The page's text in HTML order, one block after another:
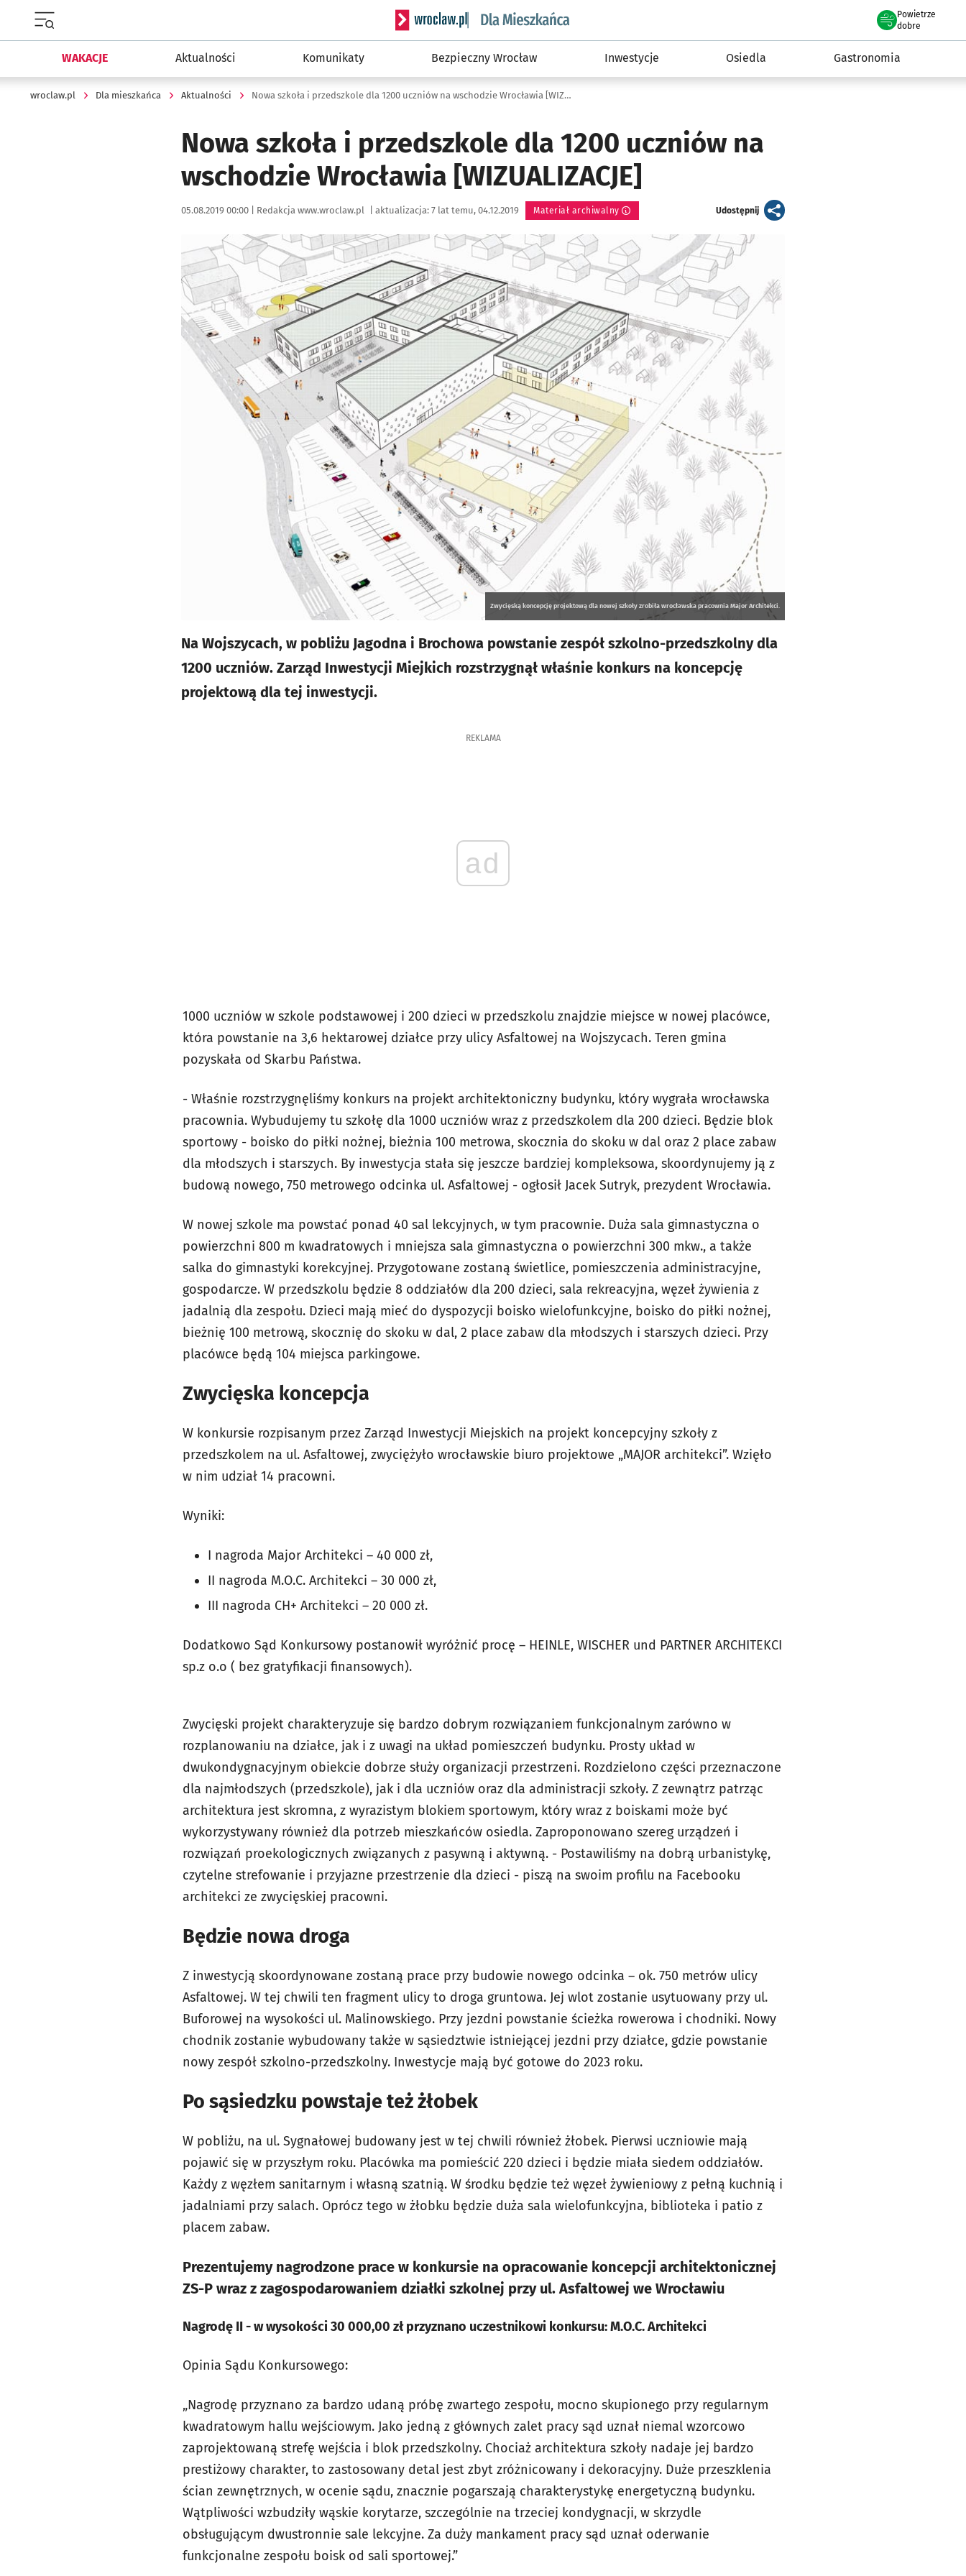
Serwis informacyjny wroclaw.pl podserwis: Dla mieszkańca
Powietrze
we Wrocławiu
dobre
WAKACJE Aktualności Komunikaty Bezpieczny Wrocław Inwestycje Osiedla Gastronomia
wroclaw.pl Dla mieszkańca Aktualności Nowa szkoła i przedszkole dla 1200 uczniów na wschodzie Wrocławia [WIZUALIZACJE]
Nowa szkoła i przedszkole dla 1200 uczniów na
wschodzie Wrocławia [WIZUALIZACJE]
Data publikacji:
05.08.2019 00:00 | Autor:
Redakcja www.wroclaw.pl aktualizacja: 7 lat temu, 04.12.2019 Materiał archiwalny Udostępnijartykuł
Kliknij, aby powiększyć
Zwycięską koncepcję projektową dla nowej szkoły zrobiła wrocławska pracownia Major Architekci.
Na Wojszycach, w pobliżu Jagodna i Brochowa powstanie zespół szkolno-przedszkolny dla
1200 uczniów. Zarząd Inwestycji Miejkich rozstrzygnął właśnie konkurs na koncepcję
projektową dla tej inwestycji.
REKLAMA
ad
1000 uczniów w szkole podstawowej i 200 dzieci w przedszkolu znajdzie miejsce w nowej placówce,
która powstanie na 3,6 hektarowej działce przy ulicy Asfaltowej na Wojszycach. Teren gmina
pozyskała od Skarbu Państwa.
- Właśnie rozstrzygnęliśmy konkurs na projekt architektoniczny budynku, który wygrała wrocławska
pracownia. Wybudujemy tu szkołę dla 1000 uczniów wraz z przedszkolem dla 200 dzieci. Będzie blok
sportowy - boisko do piłki nożnej, bieżnia 100 metrowa, skocznia do skoku w dal oraz 2 place zabaw
dla młodszych i starszych. By inwestycja stała się jeszcze bardziej kompleksowa, skoordynujemy ją z
budową nowego, 750 metrowego odcinka ul. Asfaltowej - ogłosił Jacek Sutryk, prezydent Wrocławia.
W nowej szkole ma powstać ponad 40 sal lekcyjnych, w tym pracownie. Duża sala gimnastyczna o
powierzchni 800 m kwadratowych i mniejsza sala gimnastyczna o powierzchni 300 mkw., a także
salka do gimnastyki korekcyjnej. Przygotowane zostaną świetlice, pomieszczenia administracyjne,
gospodarcze. W przedszkolu będzie 8 oddziałów dla 200 dzieci, sala rekreacyjna, węzeł żywienia z
jadalnią dla zespołu. Dzieci mają mieć do dyspozycji boisko wielofunkcyjne, boisko do piłki nożnej,
bieżnię 100 metrową, skocznię do skoku w dal, 2 place zabaw dla młodszych i starszych dzieci. Przy
placówce będą 104 miejsca parkingowe.
Zwycięska koncepcja
W konkursie rozpisanym przez Zarząd Inwestycji Miejskich na projekt koncepcyjny szkoły z
przedszkolem na ul. Asfaltowej, zwyciężyło wrocławskie biuro projektowe „MAJOR architekci”. Wzięło
w nim udział 14 pracowni.
Wyniki:
I nagroda Major Architekci – 40 000 zł,
II nagroda M.O.C. Architekci – 30 000 zł,
III nagroda CH+ Architekci – 20 000 zł.
Dodatkowo Sąd Konkursowy postanowił wyróżnić procę – HEINLE, WISCHER und PARTNER ARCHITEKCI
sp.z o.o ( bez gratyfikacji finansowych).
Zwycięski projekt charakteryzuje się bardzo dobrym rozwiązaniem funkcjonalnym zarówno w
rozplanowaniu na działce, jak i z uwagi na układ pomieszczeń budynku. Prosty układ w
dwukondygnacyjnym obiekcie dobrze służy organizacji przestrzeni. Rozdzielono części przeznaczone
dla najmłodszych (przedszkole), jak i dla uczniów oraz dla administracji szkoły. Z zewnątrz patrząc
architektura jest skromna, z wyrazistym blokiem sportowym, który wraz z boiskami może być
wykorzystywany również dla potrzeb mieszkańców osiedla. Zaproponowano szereg urządzeń i
rozwiązań proekologicznych związanych z pasywną i aktywną. - Postawiliśmy na dobrą urbanistykę,
czytelne strefowanie i przyjazne przestrzenie dla dzieci - piszą na swoim profilu na Facebooku
architekci ze zwycięskiej pracowni.
Będzie nowa droga
Z inwestycją skoordynowane zostaną prace przy budowie nowego odcinka – ok. 750 metrów ulicy
Asfaltowej. W tej chwili ten fragment ulicy to droga gruntowa. Jej wlot zostanie usytuowany przy ul.
Buforowej na wysokości ul. Malinowskiego. Przy jezdni powstanie ścieżka rowerowa i chodniki. Nowy
chodnik zostanie wybudowany także w sąsiedztwie istniejącej jezdni przy działce, gdzie powstanie
nowy zespół szkolno-przedszkolny. Inwestycje mają być gotowe do 2023 roku.
Po sąsiedzku powstaje też żłobek
W pobliżu, na ul. Sygnałowej budowany jest w tej chwili również żłobek. Pierwsi uczniowie mają
pojawić się w przyszłym roku. Placówka ma pomieścić 220 dzieci i będzie miała siedem oddziałów.
Każdy z węzłem sanitarnym i własną szatnią. W środku będzie też węzeł żywieniowy z pełną kuchnią i
jadalniami przy salach. Oprócz tego w żłobku będzie duża sala wielofunkcyjna, biblioteka i patio z
placem zabaw.
Prezentujemy nagrodzone prace w konkursie na opracowanie koncepcji architektonicznej
ZS-P wraz z zagospodarowaniem działki szkolnej przy ul. Asfaltowej we Wrocławiu
Nagrodę II - w wysokości 30 000,00 zł przyznano uczestnikowi konkursu: M.O.C. Architekci
Opinia Sądu Konkursowego:
„Nagrodę przyznano za bardzo udaną próbę zwartego zespołu, mocno skupionego przy regularnym
kwadratowym hallu wejściowym. Jako jedną z głównych zalet pracy sąd uznał niemal wzorcowo
zaprojektowaną strefę wejścia i blok przedszkolny. Chociaż architektura szkoły nadaje jej bardzo
prestiżowy charakter, to zastosowany detal jest zbyt zróżnicowany i dekoracyjny. Duże przeszklenia
ścian zewnętrznych, w ocenie sądu, znacznie pogarszają charakterystykę energetyczną budynku.
Wątpliwości wzbudziły wąskie korytarze, szczególnie na trzeciej kondygnacji, w skrzydle
obsługującym dwustronnie sale lekcyjne. Za duży mankament pracy sąd uznał oderwanie
funkcjonalne zespołu boisk od sali sportowej.”